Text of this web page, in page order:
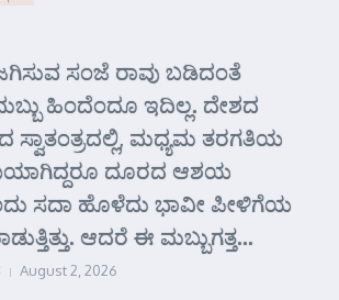
ಸಂಜೆ ರಾವು ಬಡಿದಂತೆ
ಹಿಂದೆಂದೂ ಇದಿಲ್ಲ. ದೇಶದ
ಸ್ವಾತಂತ್ರದಲ್ಲಿ, ಮಧ್ಯಮ ತರಗತಿಯ
ದೂರದ ಆಶಯ
ಸದಾ ಹೊಳೆದು ಭಾವೀ ಪೀಳಿಗೆಯ
ಆದರೆ ಈ ಮಬ್ಬುಗತ್ತ...
August 2, 2026